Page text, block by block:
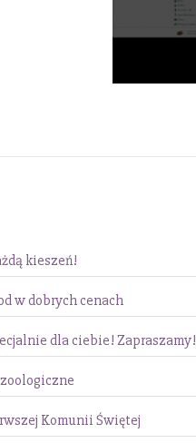
kieszeń!
w dobrych cenach
dla ciebie! Zapraszamy!
Komunii Świętej